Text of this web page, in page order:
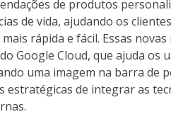
de produtos
de vida, ajudando os
rápida e fácil. Essas
Google Cloud, que ajuda
uma imagem na barra de
estratégicas de integrar as